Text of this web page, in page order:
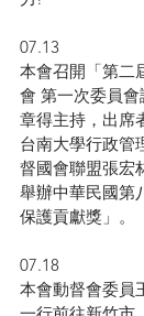
07.13
本會召開「第二
會 第一次委員
章得主持，出席
台南大學行政管
督國會聯盟張宏
舉辦中華民國第
保護貢獻獎」。
07.18
本會動督會委員